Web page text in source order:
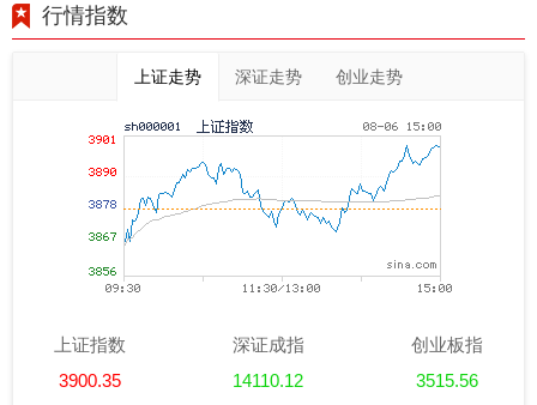
行情指数
上证走势 深证走势 创业走势
上证指数
3900.35
深证成指
14110.12
创业板指
3515.56